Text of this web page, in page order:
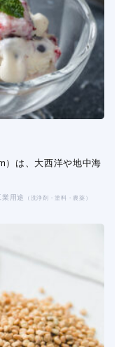
）は、大西洋や地中海
業用途 （洗浄剤・塗料・農薬）